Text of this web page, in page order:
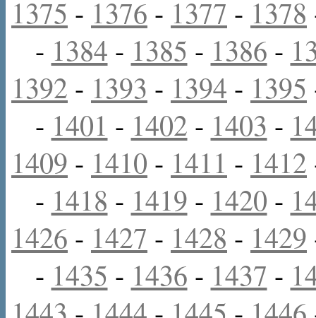
1375 - 1376 - 1377 - 1378
- 1384 - 1385 - 1386 -
1392 - 1393 - 1394 - 1395
- 1401 - 1402 - 1403 -
1409 - 1410 - 1411 - 1412
- 1418 - 1419 - 1420 -
1426 - 1427 - 1428 - 1429
- 1435 - 1436 - 1437 -